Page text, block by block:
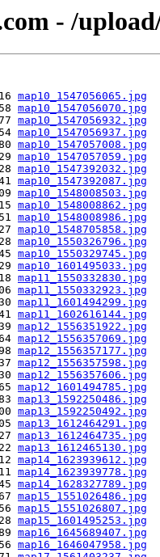
- /
map10_1547056065.jpg
map10_1547056070.jpg
map10_1547056932.jpg
map10_1547056937.jpg
map10_1547057008.jpg
map10_1547057059.jpg
map10_1547392032.jpg
map10_1547392087.jpg
map10_1548008503.jpg
map10_1548008862.jpg
map10_1548008986.jpg
map10_1548705858.jpg
map10_1550326796.jpg
map10_1550329745.jpg
map10_1601495033.jpg
map11_1550332830.jpg
map11_1550332923.jpg
map11_1601494299.jpg
map11_1602616144.jpg
map12_1556351922.jpg
map12_1556357069.jpg
map12_1556357177.jpg
map12_1556357598.jpg
map12_1556357606.jpg
map12_1601494785.jpg
map13_1592250486.jpg
map13_1592250492.jpg
map13_1612464291.jpg
map13_1612464735.jpg
map13_1612465130.jpg
map14_1623939612.jpg
map14_1623939778.jpg
map14_1628327789.jpg
map15_1551026486.jpg
map15_1551026807.jpg
map15_1601495253.jpg
map16_1645689407.jpg
map16_1646047958.jpg